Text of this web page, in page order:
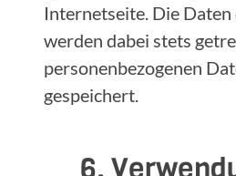
Internetseite. Die Daten
werden dabei stets
personenbezogenen
gespeichert.